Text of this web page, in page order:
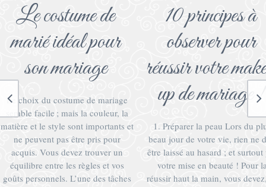
Le costume de
marié idéal pour
son mariage
Le choix du costume de mariage
semble facile ; mais la couleur, la
matière et le style sont importants et
ne peuvent pas être pris pour
acquis. Vous devez trouver un
équilibre entre les règles et vos
goûts personnels. L’une des tâches
10 principes à
observer pour
réussir votre
up de mariage !
1. Préparer la peau Lors du
beau jour de votre vie, rien ne
être laissé au hasard ; et surtout
votre mise en beauté ! Pour
réussir haut la main, vous